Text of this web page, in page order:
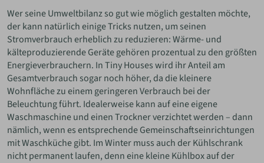
Wer seine Umweltbilanz so gut wie möglich gestalten möchte,
der kann natürlich einige Tricks nutzen, um seinen
Stromverbrauch erheblich zu reduzieren: Wärme- und
kälteproduzierende Geräte gehören prozentual zu den größten
Energieverbrauchern. In Tiny Houses wird ihr Anteil am
Gesamtverbrauch sogar noch höher, da die kleinere
Wohnfläche zu einem geringeren Verbrauch bei der
Beleuchtung führt. Idealerweise kann auf eine eigene
Waschmaschine und einen Trockner verzichtet werden – dann
nämlich, wenn es entsprechende Gemeinschaftseinrichtungen
mit Waschküche gibt. Im Winter muss auch der Kühlschrank
nicht permanent laufen, denn eine kleine Kühlbox auf der